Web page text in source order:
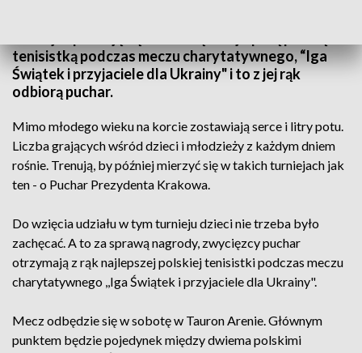
tenisistką podczas meczu charytatywnego, “Iga
Świątek i przyjaciele dla Ukrainy" i to z jej rąk
odbiorą puchar.
Mimo młodego wieku na korcie zostawiają serce i litry potu.
Liczba grających wśród dzieci i młodzieży z każdym dniem
rośnie. Trenują, by później mierzyć się w takich turniejach jak
ten - o Puchar Prezydenta Krakowa.
Do wzięcia udziału w tym turnieju dzieci nie trzeba było
zachęcać. A to za sprawą nagrody, zwycięzcy puchar
otrzymają z rąk najlepszej polskiej tenisistki podczas meczu
charytatywnego ,,Iga Świątek i przyjaciele dla Ukrainy".
Mecz odbędzie się w sobotę w Tauron Arenie. Głównym
punktem będzie pojedynek między dwiema polskimi